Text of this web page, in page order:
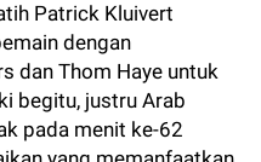
Patrick Kluivert
dengan
dan Thom Haye untuk
begitu, justru Arab
pada menit ke-62